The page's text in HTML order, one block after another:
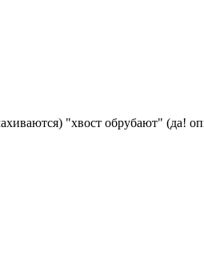
"хвост обрубают" (да!